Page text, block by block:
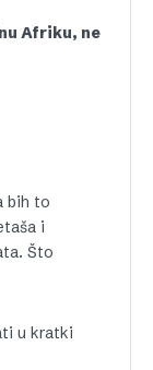
Afriku, ne
bih to
i
Što
u kratki